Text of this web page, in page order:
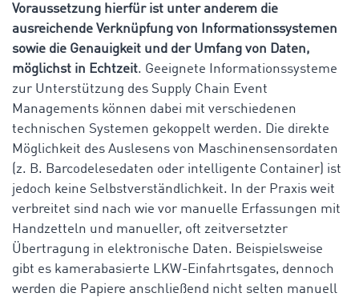
Voraussetzung hierfür ist unter anderem die
ausreichende Verknüpfung von Informationssystemen
sowie die Genauigkeit und der Umfang von Daten,
möglichst in Echtzeit. Geeignete Informationssysteme
zur Unterstützung des Supply Chain Event
Managements können dabei mit verschiedenen
technischen Systemen gekoppelt werden. Die direkte
Möglichkeit des Auslesens von Maschinensensordaten
(z. B. Barcodelesedaten oder intelligente Container) ist
jedoch keine Selbstverständlichkeit. In der Praxis weit
verbreitet sind nach wie vor manuelle Erfassungen mit
Handzetteln und manueller, oft zeitversetzter
Übertragung in elektronische Daten. Beispielsweise
gibt es kamerabasierte LKW-Einfahrtsgates, dennoch
werden die Papiere anschließend nicht selten manuell